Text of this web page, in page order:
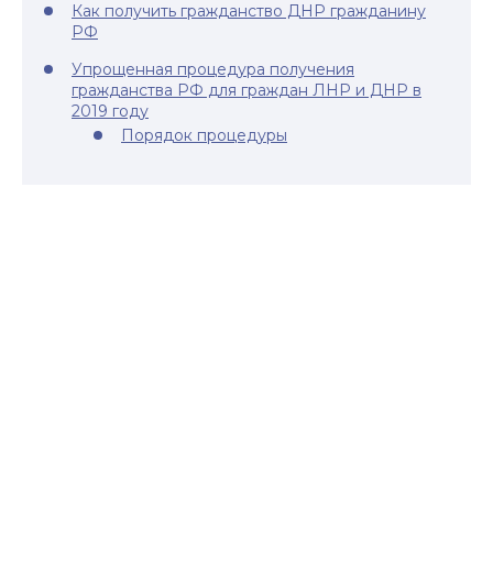
Как получить гражданство ДНР гражданину
РФ
Упрощенная процедура получения
гражданства РФ для граждан ЛНР и ДНР в
2019 году
Порядок процедуры